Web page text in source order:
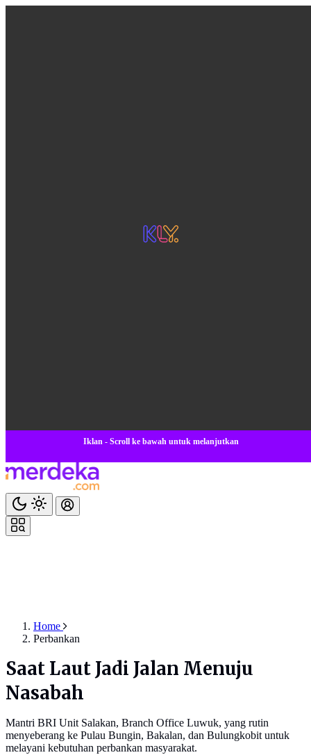
Iklan - Scroll ke bawah untuk melanjutkan
Home
Perbankan
Saat Laut Jadi Jalan Menuju
Nasabah
Mantri BRI Unit Salakan, Branch Office Luwuk, yang rutin
menyeberang ke Pulau Bungin, Bakalan, dan Bulungkobit untuk
melayani kebutuhan perbankan masyarakat.